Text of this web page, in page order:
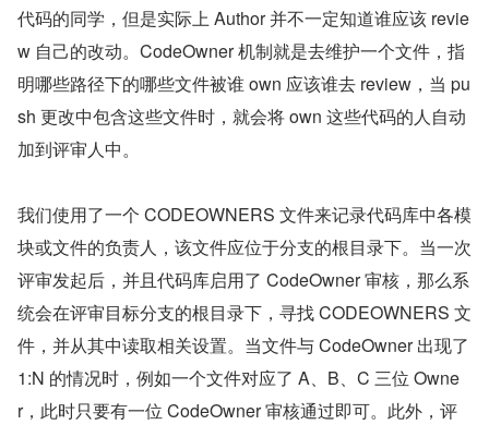
代码的同学，但是实际上 Author 并不一定知道谁应该 revie
w 自己的改动。CodeOwner 机制就是去维护一个文件，指
明哪些路径下的哪些文件被谁 own 应该谁去 review，当 pu
sh 更改中包含这些文件时，就会将 own 这些代码的人自动
加到评审人中。
我们使用了一个 CODEOWNERS 文件来记录代码库中各模
块或文件的负责人，该文件应位于分支的根目录下。当一次
评审发起后，并且代码库启用了 CodeOwner 审核，那么系
统会在评审目标分支的根目录下，寻找 CODEOWNERS 文
件，并从其中读取相关设置。当文件与 CodeOwner 出现了
1:N 的情况时，例如一个文件对应了 A、B、C 三位 Owne
r，此时只要有一位 CodeOwner 审核通过即可。此外，评